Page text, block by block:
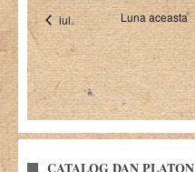
CATALOG DAN PLATON